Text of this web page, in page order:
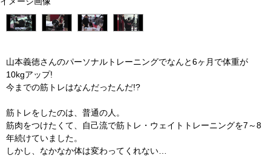
山本義徳さんのパーソナルトレーニングでなんと6ヶ月で体重が
10kgアップ!
今までの筋トレはなんだったんだ!?
筋トレをしたのは、普通の人。
筋肉をつけたくて、自己流で筋トレ・ウェイトトレーニングを7～8
年続けていました。
しかし、なかなか体は変わってくれない…